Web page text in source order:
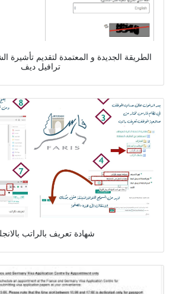
ترافيل ديف
شهادة تعريف بالراتب